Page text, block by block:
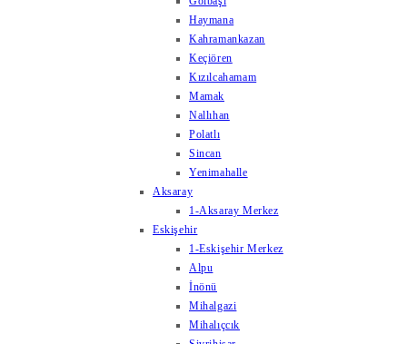
Haymana
Kahramankazan
Keçiören
Kızılcahamam
Mamak
Nallıhan
Polatlı
Sincan
Yenimahalle
Aksaray
1-Aksaray Merkez
Eskişehir
1-Eskişehir Merkez
Alpu
İnönü
Mihalgazi
Mihalıçcık